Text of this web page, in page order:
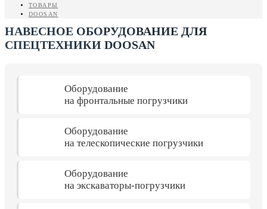
ТОВАРЫ
DOOSAN
НАВЕСНОЕ ОБОРУДОВАНИЕ ДЛЯ
СПЕЦТЕХНИКИ DOOSAN
Оборудование
на фронтальные погрузчики
Оборудование
на телескопические погрузчики
Оборудование
на экскаваторы-погрузчики